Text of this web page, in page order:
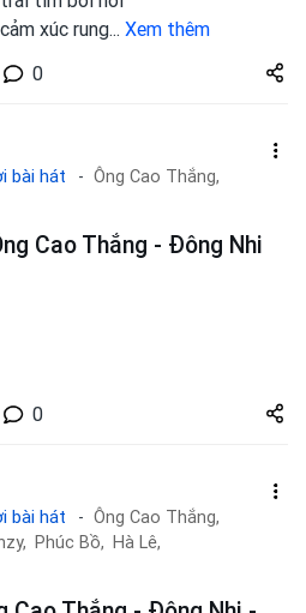
xúc rung... Xem thêm
0
Share
zuto.vn
bài hát
Ông Cao Thắng,
Cao Thắng - Đông Nhi
0
Share
zuto.vn
bài hát
Ông Cao Thắng,
Phúc Bồ, Hà Lê,